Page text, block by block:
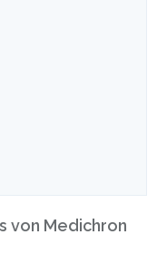
von Medichron